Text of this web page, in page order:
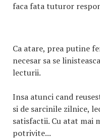
faca fata tuturor
Ca atare, prea putine
necesar sa se
lecturii.
Insa atunci cand
si de sarcinile zilnice,
satisfactii. Cu atat mai
potrivite...